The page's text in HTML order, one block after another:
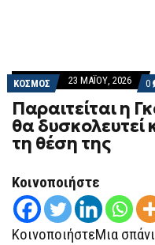
ΚΟΣΜΟΣ 23 ΜΑΪ́ΟΥ, 2026 0
Παραιτείται η
θα δυσκολευτεί
τη θέση της
Κοινοποιήστε
ΚοινοποιήστεΜια